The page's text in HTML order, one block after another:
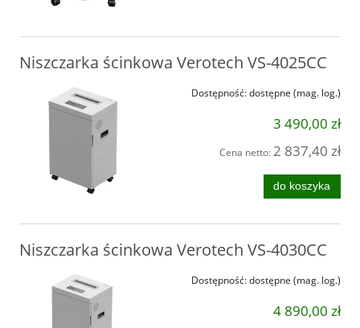
Niszczarka ścinkowa Verotech VS-4025CC
Dostępność:dostępne (mag. log.)
3 490,00 zł
Cena netto:2 837,40 zł
do koszyka
Niszczarka ścinkowa Verotech VS-4030CC
Dostępność:dostępne (mag. log.)
4 890,00 zł